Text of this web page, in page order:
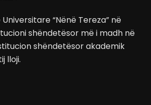
“Nënë Tereza” në
shëndetësor më i madh në
shëndetësor akademik
lloji.